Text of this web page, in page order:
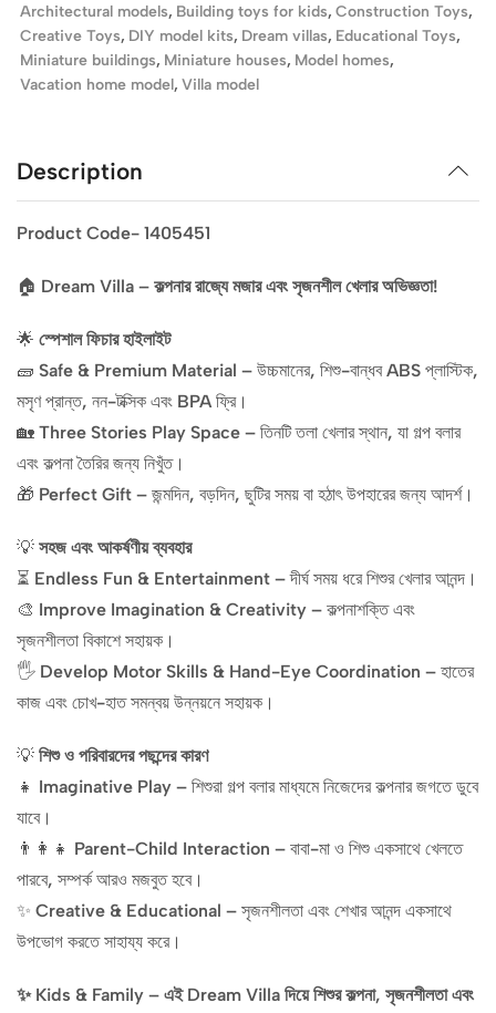
Architectural models, Building toys for kids, Construction Toys,
Creative Toys, DIY model kits, Dream villas, Educational Toys,
Miniature buildings, Miniature houses, Model homes,
Vacation home model, Villa model
Description
Product Code- 1405451
🏠 Dream Villa – কল্পনার রাজ্যে মজার এবং সৃজনশীল খেলার অভিজ্ঞতা!
🌟 স্পেশাল ফিচার হাইলাইট
🧱 Safe & Premium Material – উচ্চমানের, শিশু-বান্ধব ABS প্লাস্টিক,
মসৃণ প্রান্ত, নন-টক্সিক এবং BPA ফ্রি।
🏡 Three Stories Play Space – তিনটি তলা খেলার স্থান, যা গল্প বলার
এবং কল্পনা তৈরির জন্য নিখুঁত।
🎁 Perfect Gift – জন্মদিন, বড়দিন, ছুটির সময় বা হঠাৎ উপহারের জন্য আদর্শ।
💡 সহজ এবং আকর্ষণীয় ব্যবহার
⏳ Endless Fun & Entertainment – দীর্ঘ সময় ধরে শিশুর খেলার আনন্দ।
🎨 Improve Imagination & Creativity – কল্পনাশক্তি এবং
সৃজনশীলতা বিকাশে সহায়ক।
🖐️ Develop Motor Skills & Hand-Eye Coordination – হাতের
কাজ এবং চোখ-হাত সমন্বয় উন্নয়নে সহায়ক।
💡 শিশু ও পরিবারদের পছন্দের কারণ
👧 Imaginative Play – শিশুরা গল্প বলার মাধ্যমে নিজেদের কল্পনার জগতে ডুবে
যাবে।
👨‍👩‍👧 Parent-Child Interaction – বাবা-মা ও শিশু একসাথে খেলতে
পারবে, সম্পর্ক আরও মজবুত হবে।
✨ Creative & Educational – সৃজনশীলতা এবং শেখার আনন্দ একসাথে
উপভোগ করতে সাহায্য করে।
✨ Kids & Family – এই Dream Villa দিয়ে শিশুর কল্পনা, সৃজনশীলতা এবং